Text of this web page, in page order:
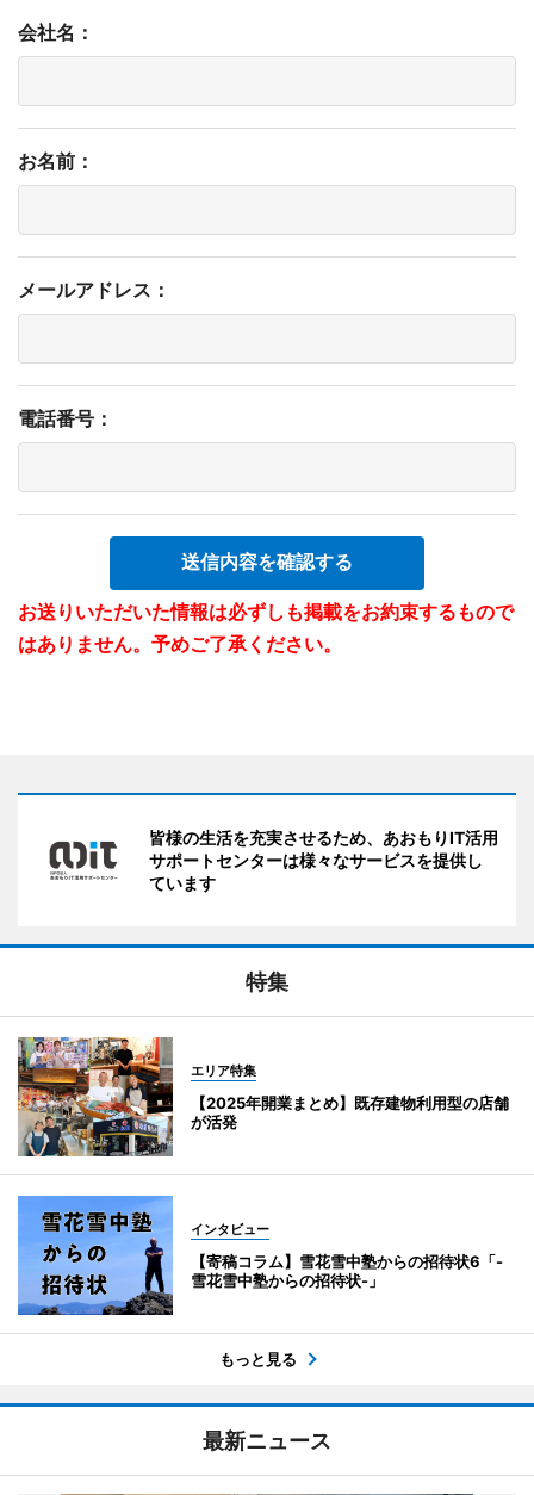
会社名：
お名前：
メールアドレス：
電話番号：
送信内容を確認する
お送りいただいた情報は必ずしも掲載をお約束するもので
はありません。予めご了承ください。
皆様の生活を充実させるため、あおもりIT活用
サポートセンターは様々なサービスを提供し
ています
特集
エリア特集
【2025年開業まとめ】既存建物利用型の店舗
が活発
インタビュー
【寄稿コラム】雪花雪中塾からの招待状6「-
雪花雪中塾からの招待状-」
もっと見る
最新ニュース